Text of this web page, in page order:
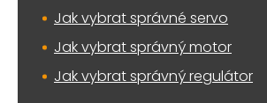
Jak vybrat správné servo
Jak vybrat správný motor
Jak vybrat správný regulátor